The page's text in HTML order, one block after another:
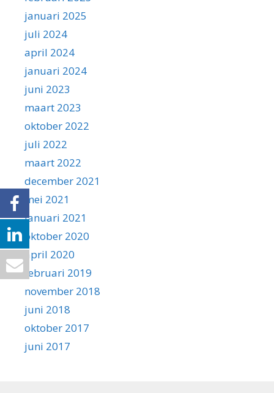
januari 2025
juli 2024
april 2024
januari 2024
juni 2023
maart 2023
oktober 2022
juli 2022
maart 2022
december 2021
mei 2021
januari 2021
oktober 2020
april 2020
februari 2019
november 2018
juni 2018
oktober 2017
juni 2017